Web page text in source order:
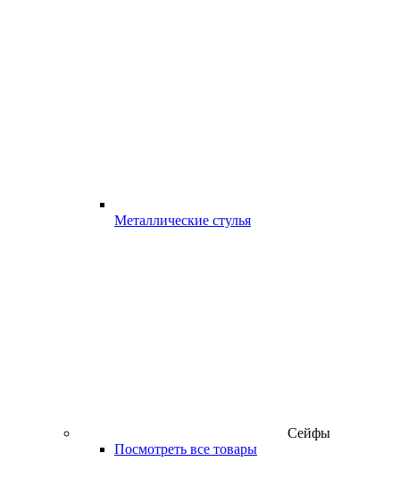
Металлические стулья
Сейфы
Посмотреть все товары